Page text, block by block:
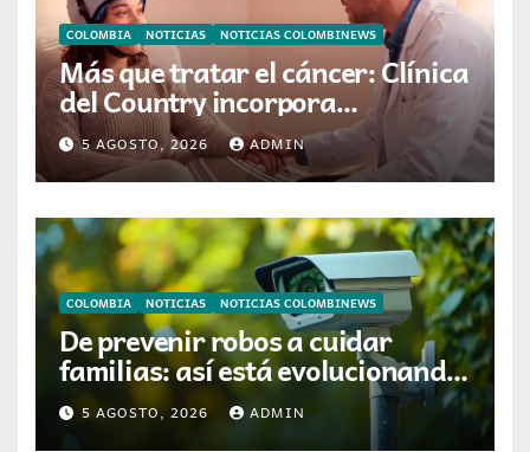
COLOMBIA NOTICIAS NOTICIAS COLOMBINEWS
Más que tratar el cáncer: Clínica
del Country incorpora
tecnología que ayuda a
preservar el cabello y la
confianza durante la
quimioterapia
5 AGOSTO, 2026 ADMIN
COLOMBIA NOTICIAS NOTICIAS COLOMBINEWS
De prevenir robos a cuidar
familias: así está evolucionando
la videovigilancia en los hogares
colombianos
5 AGOSTO, 2026 ADMIN